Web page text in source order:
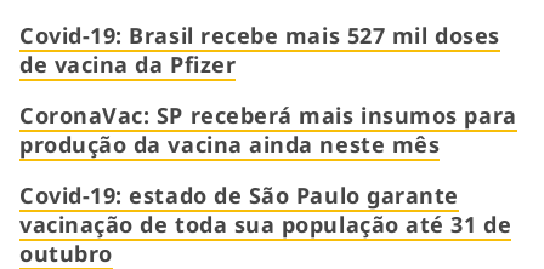
Covid-19: Brasil recebe mais 527 mil doses
de vacina da Pfizer
CoronaVac: SP receberá mais insumos para
produção da vacina ainda neste mês
Covid-19: estado de São Paulo garante
vacinação de toda sua população até 31 de
outubro